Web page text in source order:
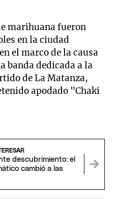
marihuana fueron
en la ciudad
en el marco de la causa
banda dedicada a la
de La Matanza,
apodado "Chaki
descubrimiento: el
cambió a las